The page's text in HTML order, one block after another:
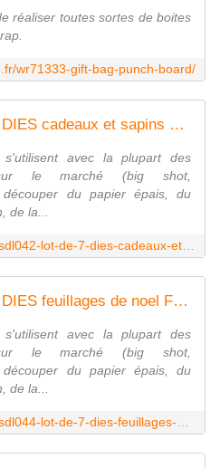
réaliser toutes sortes de boites
wr71333-gift-bag-punch-board/
FDSDL042 : LOT DE 7 DIES cadeaux et sapins de noel Fée du Scrap
avec la plupart des
sur le marché (big shot,
découper du papier épais, du
de la...
FDSDL044 : LOT DE 7 DIES feuillages de noel Fée du Scrap
avec la plupart des
sur le marché (big shot,
découper du papier épais, du
de la...